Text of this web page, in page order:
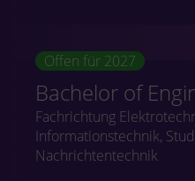
Offen für 2027
Bachelor of
Fachrichtung
Informationstechnik,
Nachrichtentechnik